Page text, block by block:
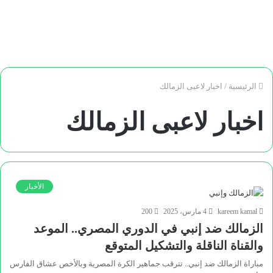
الرئيسية / اخبار لاعبى الزمالك
اخبار لاعبى الزمالك
الأخبار
kareem kamal 4 مارس، 2025 200
الزمالك ضد إنبي في الدوري المصري.. الموعد
والقناة الناقلة والتشكيل المتوقع
مباراة الزمالك ضد إنبي.. تترقب جماهير الكرة المصرية وبالأخص عشاق الفارس